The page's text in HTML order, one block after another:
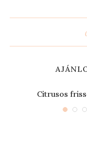
Citrusos